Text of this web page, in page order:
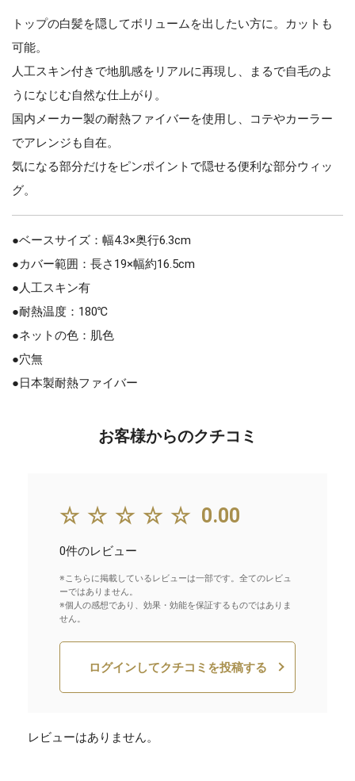
トップの白髪を隠してボリュームを出したい方に。カットも
可能。
人工スキン付きで地肌感をリアルに再現し、まるで自毛のよ
うになじむ自然な仕上がり。
国内メーカー製の耐熱ファイバーを使用し、コテやカーラー
でアレンジも自在。
気になる部分だけをピンポイントで隠せる便利な部分ウィッ
グ。
●ベースサイズ：幅4.3×奥行6.3cm
●カバー範囲：長さ19×幅約16.5cm
●人工スキン有
●耐熱温度：180℃
●ネットの色：肌色
●穴無
●日本製耐熱ファイバー
お客様からのクチコミ
☆☆☆☆☆ 0.00
0件のレビュー
※こちらに掲載しているレビューは一部です。全てのレビュ
ーではありません。
※個人の感想であり、効果・効能を保証するものではありま
せん。
ログインしてクチコミを投稿する
レビューはありません。